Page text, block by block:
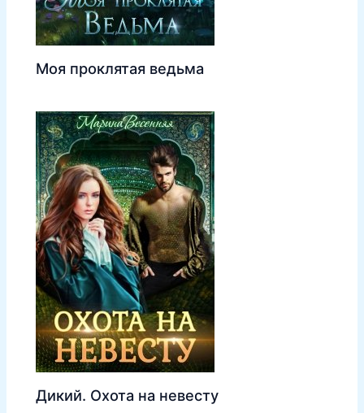
Моя проклятая ведьма
Дикий. Охота на невесту